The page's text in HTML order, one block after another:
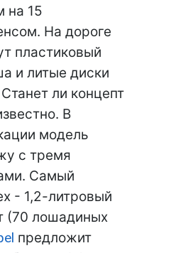
на 15
На дороге
пластиковый
и литые диски
ли концепт
В
модель
с тремя
Самый
- 1,2-литровый
(70 лошадиных
предложит